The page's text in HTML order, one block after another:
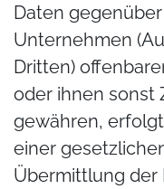
Daten
Unternehmen
Dritten)
oder ihnen sonst
gewähren,
einer
Übermittlung der